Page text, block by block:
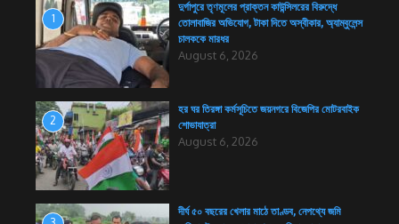
1
দুর্গাপুরে তৃণমূলের প্রাক্তন কাউন্সিলরের বিরুদ্ধে
তোলাবাজির অভিযোগ, টাকা দিতে অস্বীকার, অ্যাম্বুলেন্স
চালককে মারধর
August 6, 2026
2
হর ঘর তিরঙ্গা কর্মসূচিতে জয়নগরে বিজেপির মোটরবাইক
শোভাযাত্রা
August 6, 2026
দীর্ঘ ৫০ বছরের খেলার মাঠে তাণ্ডব, নেপথ্যে জমি